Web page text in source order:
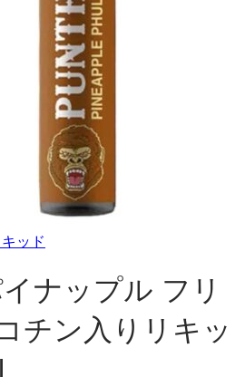
ッド
ナップル フリ
チン入りリキッ